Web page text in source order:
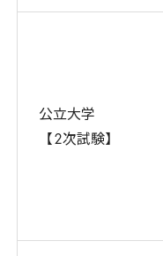
公立大学
【 2次試験】